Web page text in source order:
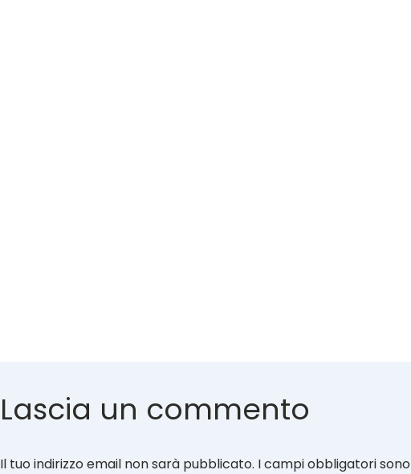
Lascia un commento
Il tuo indirizzo email non sarà pubblicato. I campi obbligatori sono